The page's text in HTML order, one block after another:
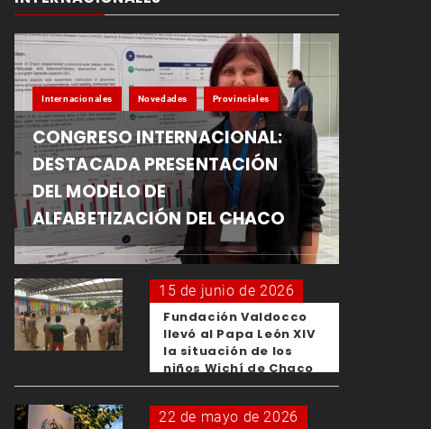
Internacionales Novedades Provinciales
CONGRESO INTERNACIONAL:
DESTACADA PRESENTACIÓN
DEL MODELO DE
ALFABETIZACIÓN DEL CHACO
15 de junio de 2026
Fundación Valdocco
llevó al Papa León XIV
la situación de los
niños Wichí de Chaco
22 de mayo de 2026